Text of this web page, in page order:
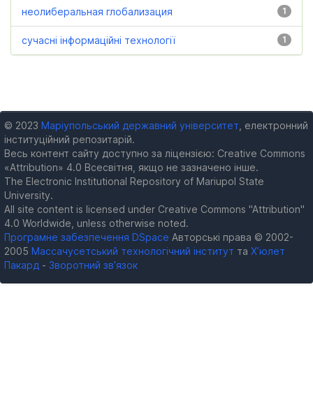
1
неолиберальная глобализация
1
сучасні інформаційні технології
© 2023 Маріупольський державний університет , електронний
інституційний репозитарій.
Весь контент сайту доступно за ліцензією: Creative Commons
«Attribution» 4.0 Всесвітня, якщо не зазначено інше.
The Electronic Institutional Repository of Mariupol State
University.
All site content is licensed under Creative Commons "Attribution"
4.0 Worldwide, unless otherwise noted.
Програмне забезпечення DSpace Авторські права © 2002-
2005 Массачусетський технологічний інститут та Х’юлет
Пакард - Зворотний зв’язок